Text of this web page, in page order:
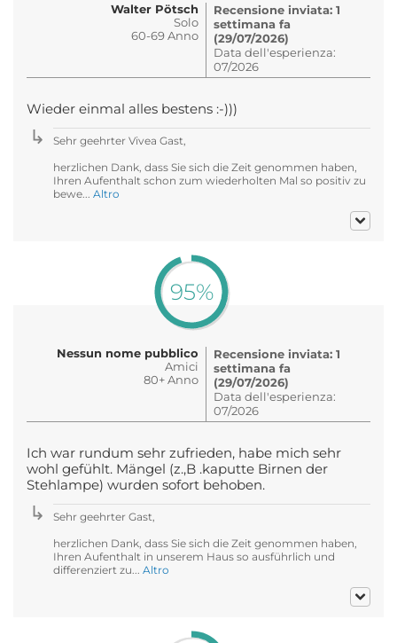
Walter Pötsch
Solo
60-69 Anno
Recensione inviata: 1
settimana fa
(29/07/2026)
Data dell'esperienza:
07/2026
Wieder einmal alles bestens :-)))
Sehr geehrter Vivea Gast,
herzlichen Dank, dass Sie sich die Zeit genommen haben,
Ihren Aufenthalt schon zum wiederholten Mal so positiv zu
bewe... Altro
95%
Nessun nome pubblico
Amici
80+ Anno
Recensione inviata: 1
settimana fa
(29/07/2026)
Data dell'esperienza:
07/2026
Ich war rundum sehr zufrieden, habe mich sehr
wohl gefühlt. Mängel (z.,B .kaputte Birnen der
Stehlampe) wurden sofort behoben.
Sehr geehrter Gast,
herzlichen Dank, dass Sie sich die Zeit genommen haben,
Ihren Aufenthalt in unserem Haus so ausführlich und
differenziert zu... Altro